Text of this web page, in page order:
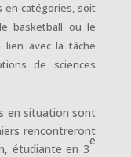
en catégories, soit
basketball ou le
lien avec la tâche
de sciences
en situation sont
rencontreront
étudiante en 3
e